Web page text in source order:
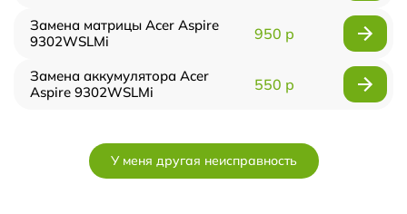
Замена матрицы Acer Aspire
9302WSLMi
950 р
Замена аккумулятора Acer
Aspire 9302WSLMi
550 р
У меня другая неисправность